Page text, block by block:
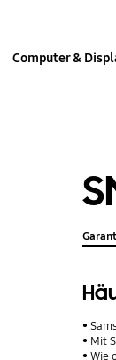
Computer &
Mit
Wie